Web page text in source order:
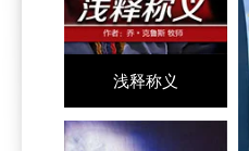
浅释称义